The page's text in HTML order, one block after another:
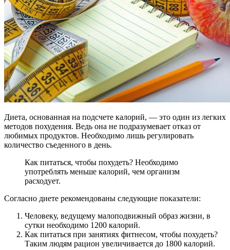
Диета, основанная на подсчете калорий, — это один из легких
методов похудения. Ведь она не подразумевает отказ от
любимых продуктов. Необходимо лишь регулировать
количество съеденного в день.
Как питаться, чтобы похудеть? Необходимо
употреблять меньше калорий, чем организм
расходует.
Согласно диете рекомендованы следующие показатели:
Человеку, ведущему малоподвижный образ жизни, в
сутки необходимо 1200 калорий.
Как питаться при занятиях фитнесом, чтобы похудеть?
Таким людям рацион увеличивается до 1800 калорий.